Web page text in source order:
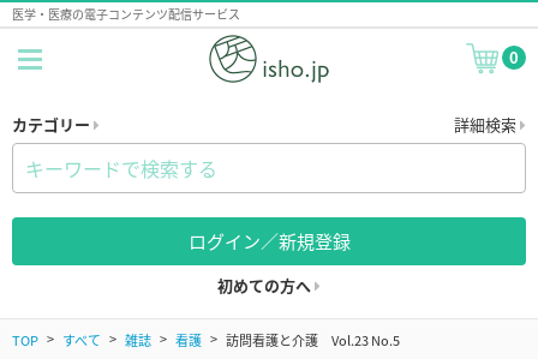
医学・医療の電子コンテンツ配信サービス
0
カテゴリー 詳細検索
ログイン／新規登録
初めての方へ
TOP すべて 雑誌 看護 訪問看護と介護 Vol.23 No.5